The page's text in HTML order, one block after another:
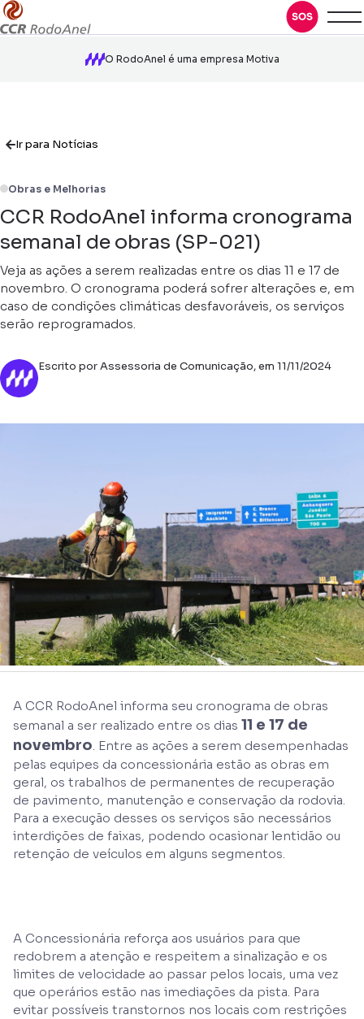
O RodoAnel é uma empresa Motiva
Ir para Notícias
Obras e Melhorias
CCR RodoAnel informa cronograma
semanal de obras (SP-021)
Veja as ações a serem realizadas entre os dias 11 e 17 de
novembro. O cronograma poderá sofrer alterações e, em
caso de condições climáticas desfavoráveis, os serviços
serão reprogramados.
Escrito por Assessoria de Comunicação, em 11/11/2024
A CCR RodoAnel informa seu cronograma de obras
semanal a ser realizado entre os dias 11 e 17 de
novembro. Entre as ações a serem desempenhadas
pelas equipes da concessionária estão as obras em
geral, os trabalhos de permanentes de recuperação
de pavimento, manutenção e conservação da rodovia.
Para a execução desses os serviços são necessários
interdições de faixas, podendo ocasionar lentidão ou
retenção de veículos em alguns segmentos.
A Concessionária reforça aos usuários para que
redobrem a atenção e respeitem a sinalização e os
limites de velocidade ao passar pelos locais, uma vez
que operários estão nas imediações da pista. Para
evitar possíveis transtornos nos locais com restrições